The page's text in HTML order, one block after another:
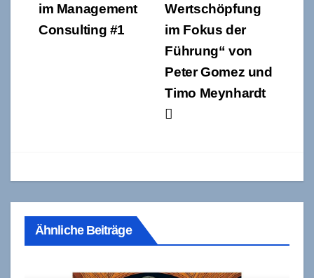
Wertschöpfung
im Fokus der
Führung“ von
Peter Gomez und
Timo Meynhardt
im Management
Consulting #1
Ähnliche Beiträge